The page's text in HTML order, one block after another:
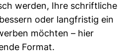
werden, Ihre schriftliche
oder langfristig ein
möchten – hier
Format.